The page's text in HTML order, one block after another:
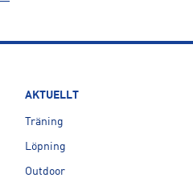
AKTUELLT
Träning
Löpning
Outdoor